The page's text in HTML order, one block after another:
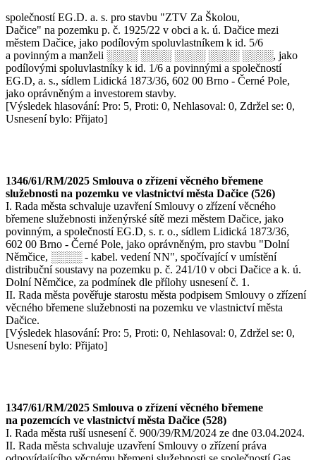
společností EG.D. a. s. pro stavbu "ZTV Za Školou,
Dačice" na pozemku p. č. 1925/22 v obci a k. ú. Dačice mezi
městem Dačice, jako podílovým spoluvlastníkem k id. 5/6
a povinným a manželi ░░░░ ░░░░ ░░░░ ░░░░ ░░░░, jako
podílovými spoluvlastníky k id. 1/6 a povinnými a společností
EG.D, a. s., sídlem Lidická 1873/36, 602 00 Brno - Černé Pole,
jako oprávněným a investorem stavby.
[Výsledek hlasování: Pro: 5, Proti: 0, Nehlasoval: 0, Zdržel se: 0,
Usnesení bylo: Přijato]
1346/61/RM/2025 Smlouva o zřízení věcného břemene
služebnosti na pozemku ve vlastnictví města Dačice (526)
I. Rada města schvaluje uzavření Smlouvy o zřízení věcného
břemene služebnosti inženýrské sítě mezi městem Dačice, jako
povinným, a společností EG.D, s. r. o., sídlem Lidická 1873/36,
602 00 Brno - Černé Pole, jako oprávněným, pro stavbu "Dolní
Němčice, ░░░░ - kabel. vedení NN", spočívající v umístění
distribuční soustavy na pozemku p. č. 241/10 v obci Dačice a k. ú.
Dolní Němčice, za podmínek dle přílohy usnesení č. 1.
II. Rada města pověřuje starostu města podpisem Smlouvy o zřízení
věcného břemene služebnosti na pozemku ve vlastnictví města
Dačice.
[Výsledek hlasování: Pro: 5, Proti: 0, Nehlasoval: 0, Zdržel se: 0,
Usnesení bylo: Přijato]
1347/61/RM/2025 Smlouva o zřízení věcného břemene
na pozemcích ve vlastnictví města Dačice (528)
I. Rada města ruší usnesení č. 900/39/RM/2024 ze dne 03.04.2024.
II. Rada města schvaluje uzavření Smlouvy o zřízení práva